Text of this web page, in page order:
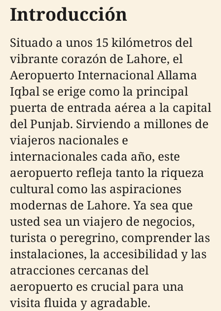
Introducción
Situado a unos 15 kilómetros del
vibrante corazón de Lahore, el
Aeropuerto Internacional Allama
Iqbal se erige como la principal
puerta de entrada aérea a la capital
del Punjab. Sirviendo a millones de
viajeros nacionales e
internacionales cada año, este
aeropuerto refleja tanto la riqueza
cultural como las aspiraciones
modernas de Lahore. Ya sea que
usted sea un viajero de negocios,
turista o peregrino, comprender las
instalaciones, la accesibilidad y las
atracciones cercanas del
aeropuerto es crucial para una
visita fluida y agradable.